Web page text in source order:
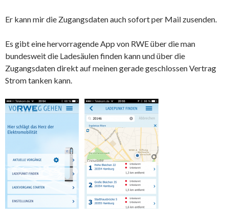
Er kann mir die Zugangsdaten auch sofort per Mail zusenden.
Es gibt eine hervorragende App von RWE über die man
bundesweit die Ladesäulen finden kann und über die
Zugangsdaten direkt auf meinen gerade geschlossen Vertrag
Strom tanken kann.